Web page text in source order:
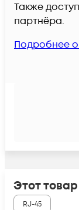
Также
партнёра.
Подробнее
Этот
RJ-45